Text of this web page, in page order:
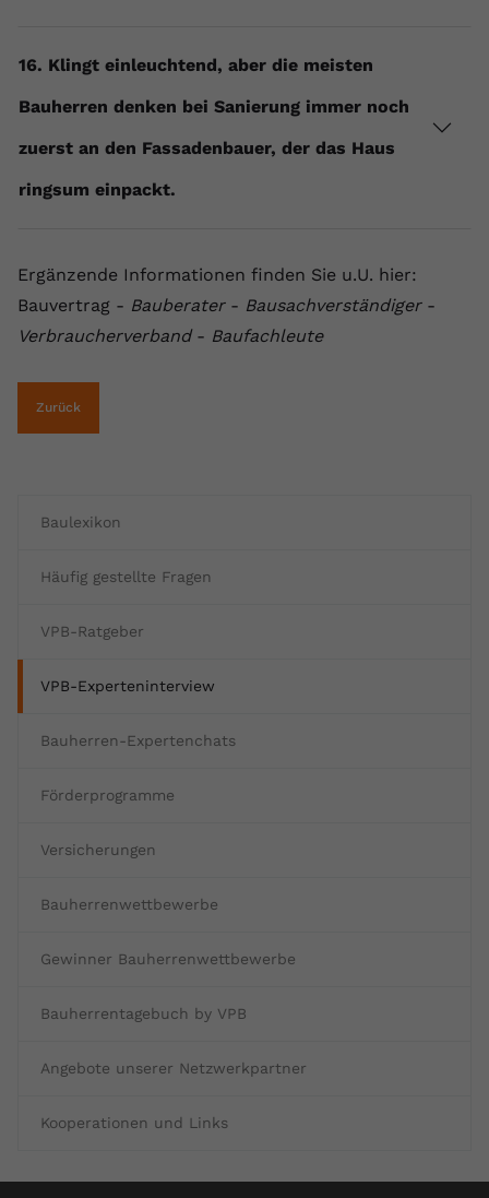
Baulexikon
Häufig gestellte Fragen
VPB-Ratgeber
VPB-Experteninterview
Bauherren-Expertenchats
Förderprogramme
Versicherungen
Bauherrenwettbewerbe
Gewinner Bauherrenwettbewerbe
Bauherrentagebuch by VPB
Angebote unserer Netzwerkpartner
Kooperationen und Links
16. Klingt einleuchtend, aber die meisten
Bauherren denken bei Sanierung immer noch
zuerst an den Fassadenbauer, der das Haus
ringsum einpackt.
Ergänzende Informationen finden Sie u.U. hier:
Bauvertrag - Bauberater- Bausachverständiger-
Verbraucherverband- Baufachleute
Zurück